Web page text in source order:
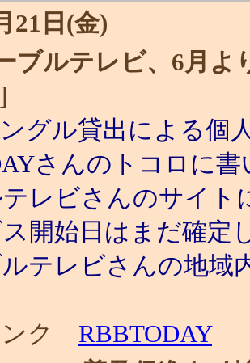
21日(金)
ブルテレビ、6月
グル貸出による個
さんのトコロに
レビさんのサイト
開始日はまだ確定
テレビさんの地域
ンク RBBTODAY